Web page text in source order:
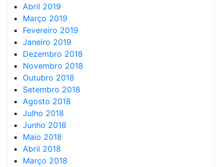
Abril 2019
Março 2019
Fevereiro 2019
Janeiro 2019
Dezembro 2018
Novembro 2018
Outubro 2018
Setembro 2018
Agosto 2018
Julho 2018
Junho 2018
Maio 2018
Abril 2018
Março 2018